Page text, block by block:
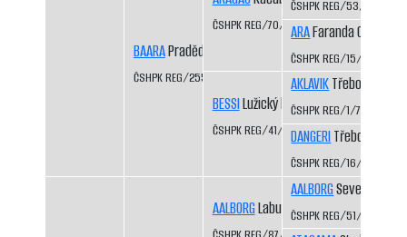
BAARAPradědova louka CS
ČSHPK REG/255/88
ČSHPK REG/70/84
BESSILužický hvozd CS
ČSHPK REG/41/84
AALBORGLabutí řeka CS
ČSHPK REG/53/83
ARAFaranda CS
ČSHPK REG/15/81
AKLAVIKTřeboň-
ČSHPK REG/1/77
DANGERITřeboň-
ČSHPK REG/16/81
AALBORGSeverní vítr
ČSHPK REG/51/83